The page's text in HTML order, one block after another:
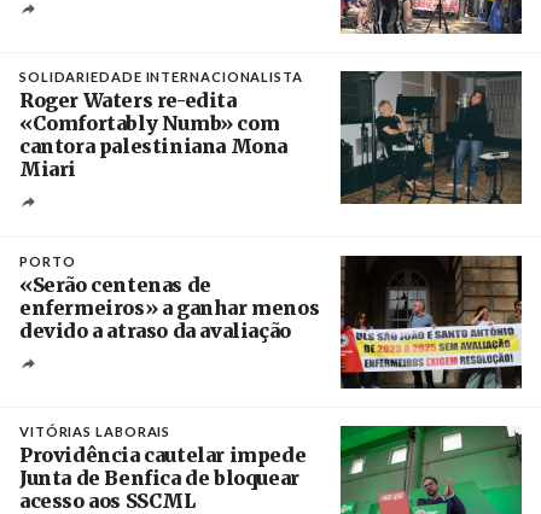
SOLIDARIEDADE INTERNACIONALISTA
Roger Waters re-edita
«Comfortably Numb» com
cantora palestiniana Mona
Miari
PORTO
«Serão centenas de
enfermeiros» a ganhar menos
devido a atraso da avaliação
VITÓRIAS LABORAIS
Providência cautelar impede
Junta de Benfica de bloquear
acesso aos SSCML